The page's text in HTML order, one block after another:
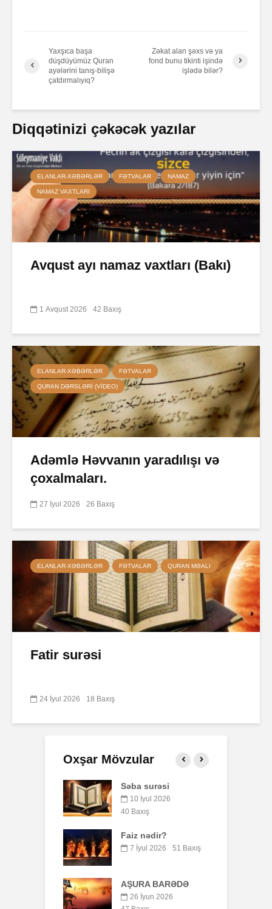
Yaxşıca başa
düşdüyümüz Quran
ayələrini tanış-bilişə
çatdırmalıyıq?
Zəkat alan şəxs və ya
fond bunu tikinti işində
işlədə bilər?
Diqqətinizi çəkəcək yazılar
ELANLAR-XƏBƏRLƏR FƏTVALAR NAMAZ
NAMAZ VAXTLARI
Avqust ayı namaz vaxtları (Bakı)
1 Avqust 2026 42 Baxış
ELANLAR-XƏBƏRLƏR FƏTVALAR
QURAN DƏRSLƏRI (VIDEO)
Adəmlə Həvvanın yaradılışı və
çoxalmaları.
27 İyul 2026 26 Baxış
ELANLAR-XƏBƏRLƏR FƏTVALAR QURAN MƏALI
Fatir surəsi
24 İyul 2026 18 Baxış
Oxşar Mövzular
Səba surəsi
10 İyul 2026
40 Baxış
Faiz nədir?
7 İyul 2026 51 Baxış
AŞURA BARƏDƏ
26 İyun 2026